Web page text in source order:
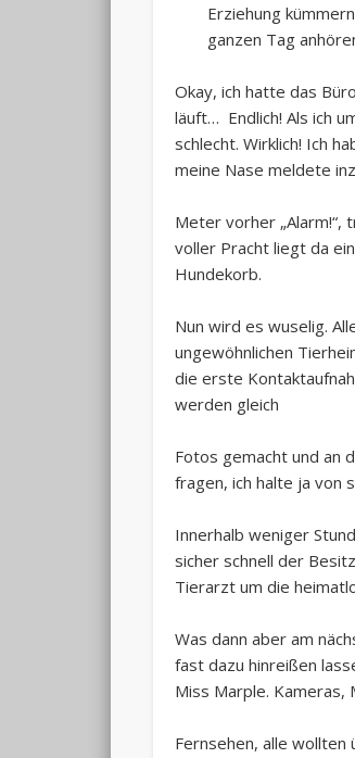
Erziehung
ganzen Tag
Okay, ich hatte das
läuft… Endlich! Als ich
schlecht. Wirklich! Ich
meine Nase meldete
Meter vorher „Alarm!“,
voller Pracht liegt da
Hundekorb.
Nun wird es wuselig.
ungewöhnlichen
die erste
werden gleich
Fotos gemacht und an
fragen, ich halte ja von
Innerhalb weniger
sicher schnell der
Tierarzt um die
Was dann aber am
fast dazu hinreißen
Miss Marple. Kameras,
Fernsehen, alle